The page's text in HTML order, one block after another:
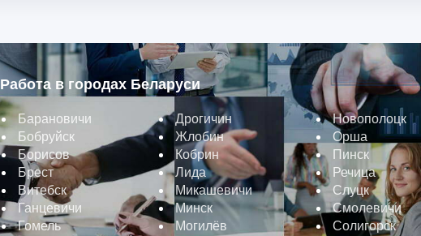
Работа в городах Беларуси
Барановичи
Бобруйск
Борисов
Брест
Витебск
Ганцевичи
Гомель
Дрогичин
Жлобин
Кобрин
Лида
Микашевичи
Минск
Могилёв
Новополоцк
Орша
Пинск
Речица
Слуцк
Смолевичи
Солигорск